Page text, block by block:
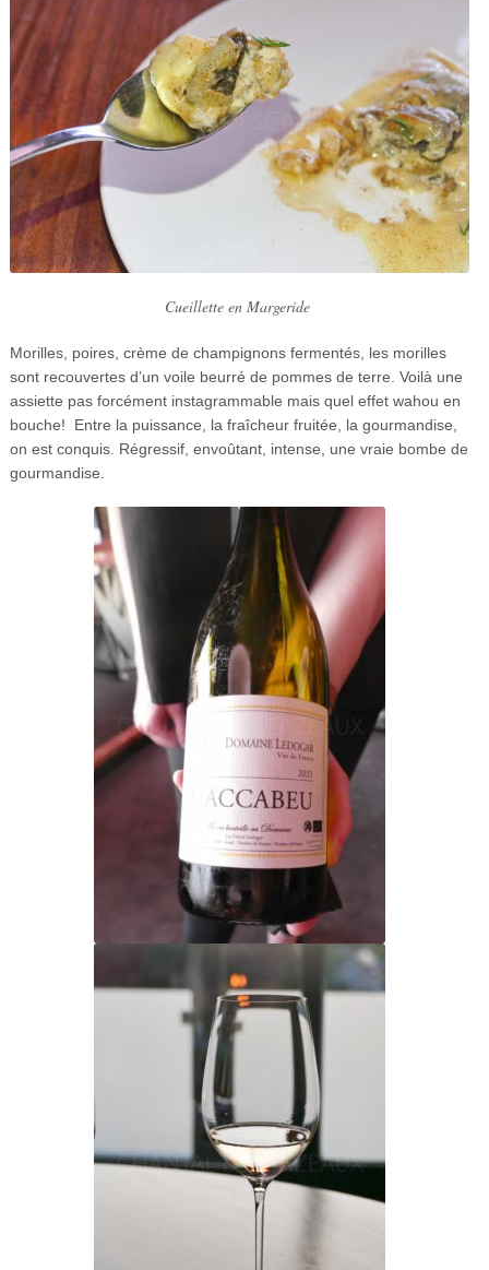
Cueillette en Margeride
Morilles, poires, crème de champignons fermentés, les morilles
sont recouvertes d’un voile beurré de pommes de terre. Voilà une
assiette pas forcément instagrammable mais quel effet wahou en
bouche! Entre la puissance, la fraîcheur fruitée, la gourmandise,
on est conquis. Régressif, envoûtant, intense, une vraie bombe de
gourmandise.